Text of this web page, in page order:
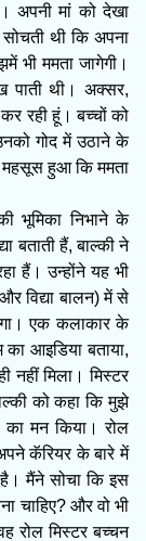
अपनी मां को देखा
थी कि अपना
भी ममता जागेगी।
पाती थी। अक्सर,
रही हूं। बच्चों को
गोद में उठाने के
महसूस हुआ कि ममता
भूमिका निभाने के
बताती हैं, बाल्की ने
हैं। उन्होंने यह भी
विद्या बालन) में से
एक कलाकार के
आइडिया बताया,
नहीं मिला। मिस्टर
को कहा कि मुझे
मन किया। रोल
कॅरियर के बारे में
मैंने सोचा कि इस
चाहिए? और वो भी
रोल मिस्टर बच्चन